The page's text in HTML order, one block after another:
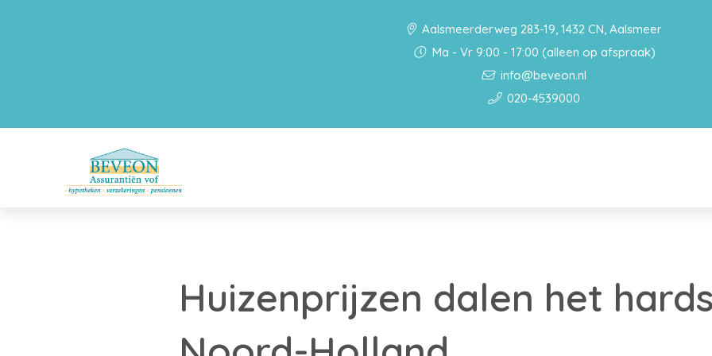
Aalsmeerderweg 283-19, 1432 CN, Aalsmeer
Ma - Vr 9:00 - 17:00 (alleen op afspraak)
info@beveon.nl
020-4539000
Huizenprijzen dalen het